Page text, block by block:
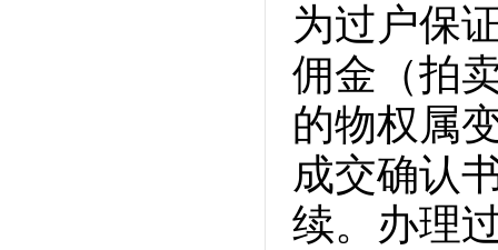
为过户保
佣金（拍
的物权属
成交确认
续。办理